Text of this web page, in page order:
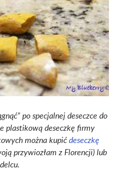
po specjalnej deseczce do
plastikową deseczkę firmy
można kupićdeseczkę
przywiozłam z Florencji) lub